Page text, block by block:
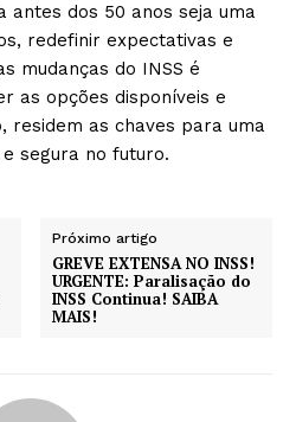
antes dos 50 anos seja uma
redefinir expectativas e
mudanças do INSS é
as opções disponíveis e
residem as chaves para uma
segura no futuro.
Próximo artigo
GREVE EXTENSA NO INSS!
URGENTE: Paralisação do
INSS Continua! SAIBA
MAIS!